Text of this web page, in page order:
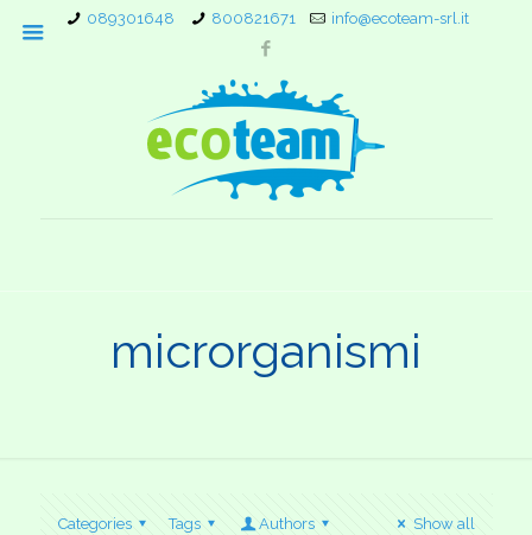
089301648 800821671 info@ecoteam-srl.it
microrganismi
Categories Tags Authors Show all